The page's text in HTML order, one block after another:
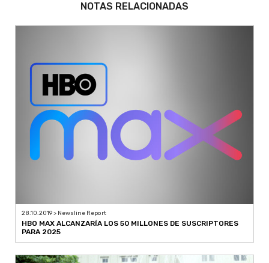
NOTAS RELACIONADAS
28.10.2019 > Newsline Report
HBO MAX ALCANZARÍA LOS 50 MILLONES DE SUSCRIPTORES
PARA 2025